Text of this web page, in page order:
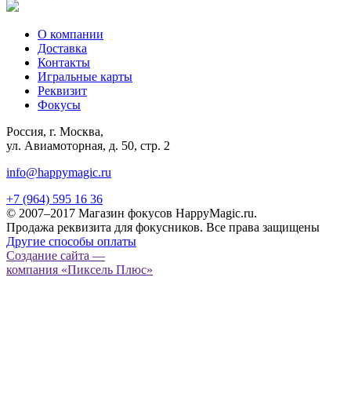
О компании
Доставка
Контакты
Игральные карты
Реквизит
Фокусы
Россия, г. Москва,
ул. Авиамоторная, д. 50, стр. 2
info@happymagic.ru
+7 (964) 595 16 36
© 2007–2017 Магазин фокусов HappyMagic.ru.
Продажа реквизита для фокусников. Все права защищены
Другие способы оплаты
Создание сайта —
компания «Пиксель Плюс»